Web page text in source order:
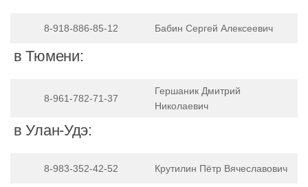
8-918-886-85-12 Бабин Сергей Алексеевич
в Тюмени:
8-961-782-71-37
Гершаник Дмитрий
Николаевич
в Улан-Удэ:
8-983-352-42-52 Крутилин Пётр Вячеславович